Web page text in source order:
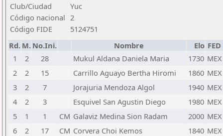
Club/Ciudad
Yuc
Código nacional 2
Código FIDE
5124751
Rd. M. No.Ini. Nombre Elo FED
1
2 28 Mukul Aldana Daniela Maria 1730 MEX
2
2 15 Carrillo Aguayo Bertha Hiromi 1860 MEX
3
2 7 Jorajuria Mendoza Algol 1940 MEX
4
2 3 Esquivel San Agustin Diego 1980 MEX
5
1 1 CM Galaviz Medina Sion Radam 2000 MEX
6
2 17 CM Corvera Choi Kemos 1840 MEX